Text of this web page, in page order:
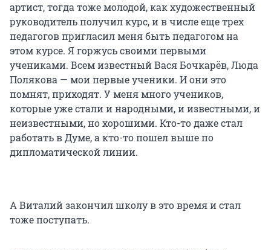
артист, тогда тоже молодой, как художественный
руководитель получил курс, и в числе еще трех
педагогов пригласил меня быть педагогом на
этом курсе. Я горжусь своими первыми
учениками. Всем известный Вася Бочкарёв, Люда
Полякова — мои первые ученики. И они это
помнят, приходят. У меня много учеников,
которые уже стали и народными, и известными, и
неизвестными, но хорошими. Кто-то даже стал
работать в Думе, а кто-то пошел выше по
дипломатической линии.
А Виталий закончил школу в это время и стал
тоже поступать.